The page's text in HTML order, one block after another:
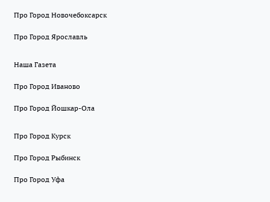
Про Город Новочебоксарск
Про Город Ярославль
Наша Газета
Про Город Иваново
Про Город Йошкар-Ола
Про Город Курск
Про Город Рыбинск
Про Город Уфа